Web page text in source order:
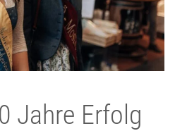
Jahre Erfolg